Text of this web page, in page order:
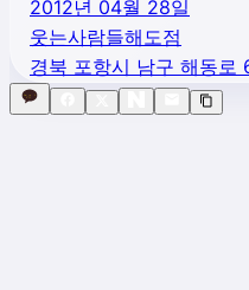
2012년 04월 28일
웃는사람들해도점
경북 포항시 남구 해동로